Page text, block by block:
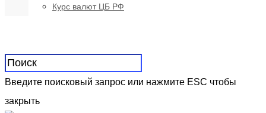
Курс валют ЦБ РФ
Введите поисковый запрос или нажмите ESC чтобы
закрыть